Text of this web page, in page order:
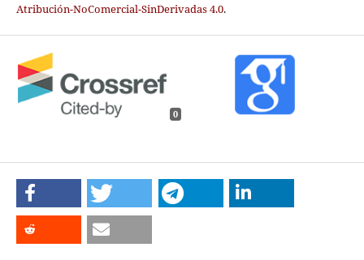
Atribución-NoComercial-SinDerivadas 4.0.
0